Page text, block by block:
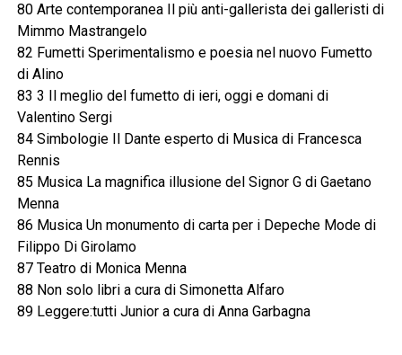
80 Arte contemporanea Il più anti-gallerista dei galleristi di
Mimmo Mastrangelo
82 Fumetti Sperimentalismo e poesia nel nuovo Fumetto
di Alino
83 3 Il meglio del fumetto di ieri, oggi e domani di
Valentino Sergi
84 Simbologie Il Dante esperto di Musica di Francesca
Rennis
85 Musica La magnifica illusione del Signor G di Gaetano
Menna
86 Musica Un monumento di carta per i Depeche Mode di
Filippo Di Girolamo
87 Teatro di Monica Menna
88 Non solo libri a cura di Simonetta Alfaro
89 Leggere:tutti Junior a cura di Anna Garbagna